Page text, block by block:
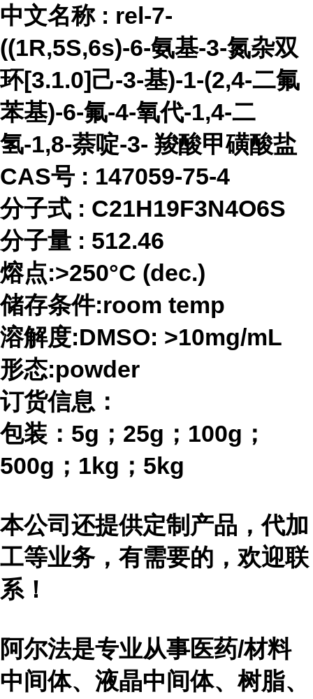
中文名称 : rel-7-
((1R,5S,6s)-6-氨基-3-氮杂双
环[3.1.0]己-3-基)-1-(2,4-二氟
苯基)-6-氟-4-氧代-1,4-二
氢-1,8-萘啶-3- 羧酸甲磺酸盐
CAS号 : 147059-75-4
分子式 : C21H19F3N4O6S
分子量 : 512.46
熔点:>250°C (dec.)
储存条件:room temp
溶解度:DMSO: >10mg/mL
形态:powder
订货信息：
包装： 5g；25g；100g；
500g；1kg；5kg
本公司还提供定制产品，代加
工等业务，有需要的，欢迎联
系！
阿尔法是专业从事医药/材料
中间体、液晶中间体、树脂、